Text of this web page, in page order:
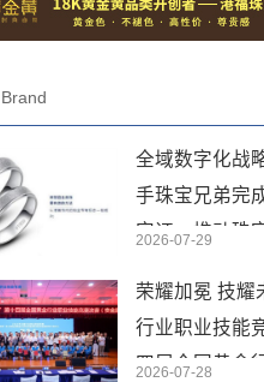
Brand
全域数字化战
手珠宝兄弟完
实证，推动珠
2026-07-29
荣耀加冕 技耀
行业职业技能
四届全国黄金
2026-07-28